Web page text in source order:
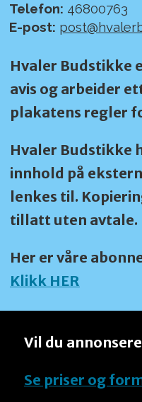
Telefon: 46800763
E-post:
Hvaler Budstikke
avis og arbeider
plakatens regler
Hvaler Budstikke
innhold på
lenkes til.
tillatt uten avtale.
Her er våre
Klikk HER
Vil du
Se priser og